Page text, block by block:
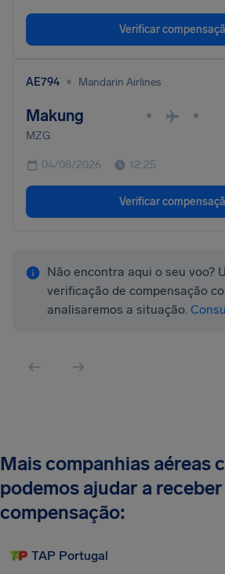
Verificar
AE794 • Mandarin Airlines
Makung • •
MZG
04/08/2026 12:25
Verificar
Não encontra aqui o seu voo?
verificação de compensação
analisaremos a situação.
Mais companhias aéreas
podemos ajudar a receber
compensação:
TAP Portugal